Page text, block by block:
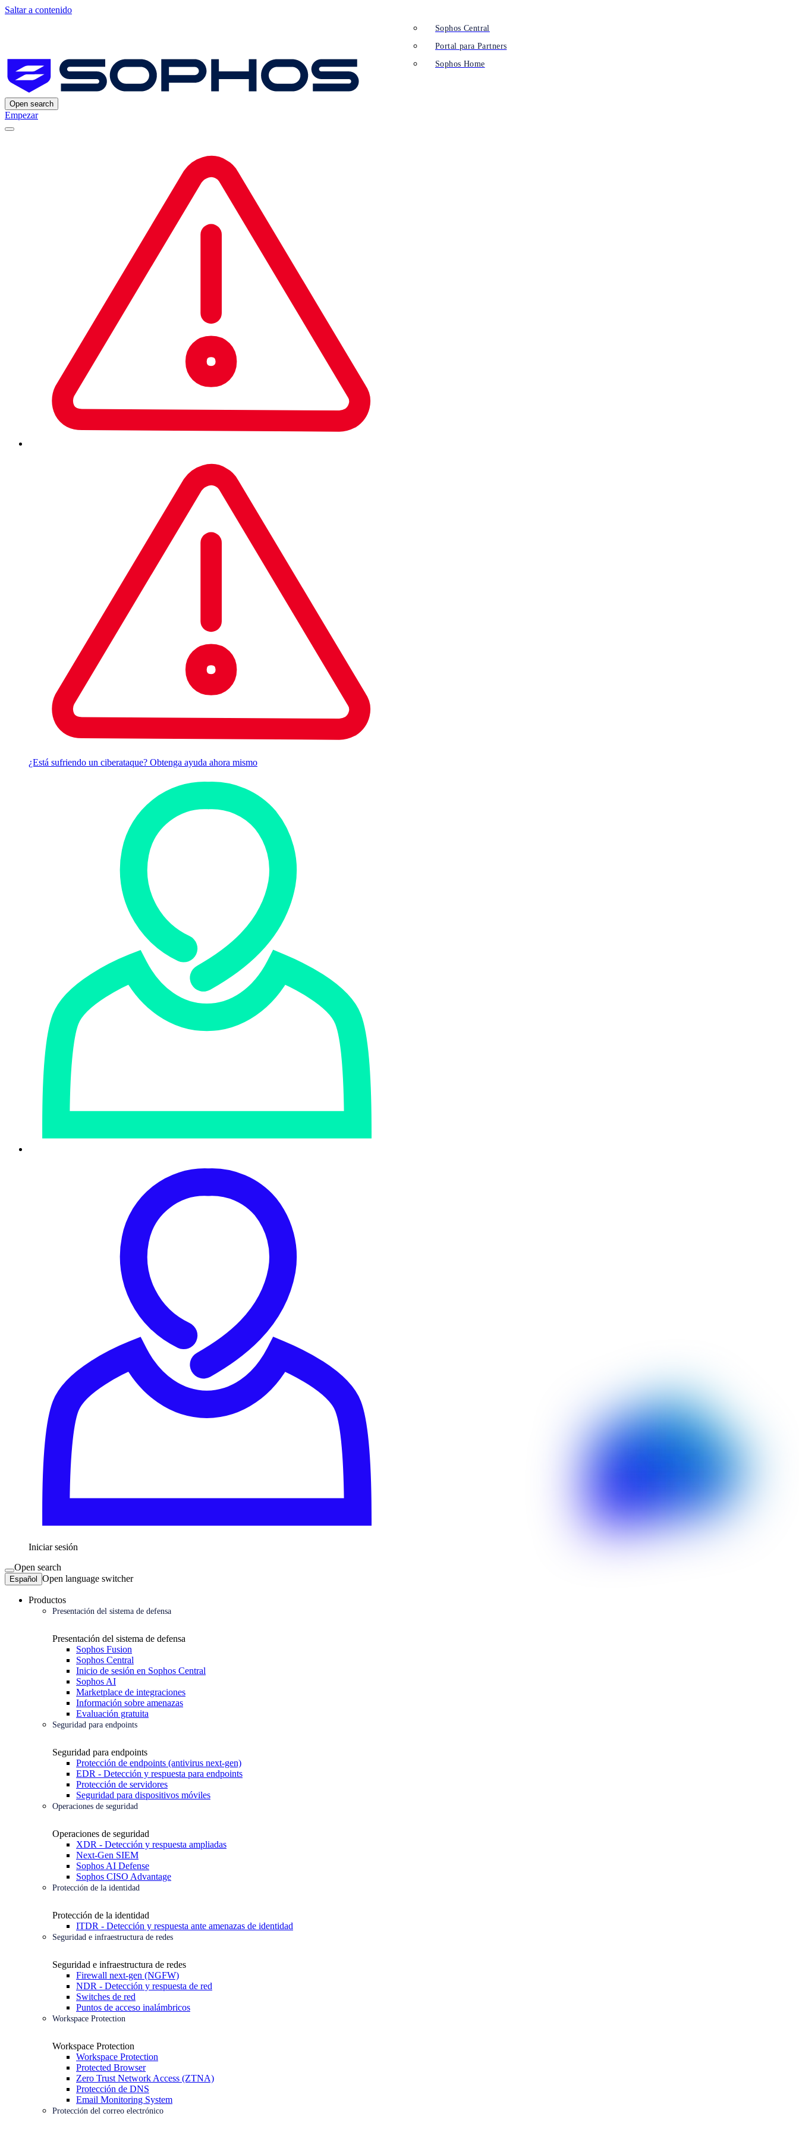
Saltar a contenido
Open search
Empezar
¿Está sufriendo un ciberataque? Obtenga ayuda ahora mismo
Iniciar sesión
Sophos Central
Portal para Partners
Sophos Home
Open search
Español Open language switcher
Productos
Presentación del sistema de defensa
Presentación del sistema de defensa
Sophos Fusion
Sophos Central
Inicio de sesión en Sophos Central
Sophos AI
Marketplace de integraciones
Información sobre amenazas
Evaluación gratuita
Seguridad para endpoints
Seguridad para endpoints
Protección de endpoints (antivirus next-gen)
EDR - Detección y respuesta para endpoints
Protección de servidores
Seguridad para dispositivos móviles
Operaciones de seguridad
Operaciones de seguridad
XDR - Detección y respuesta ampliadas
Next-Gen SIEM
Sophos AI Defense
Sophos CISO Advantage
Protección de la identidad
Protección de la identidad
ITDR - Detección y respuesta ante amenazas de identidad
Seguridad e infraestructura de redes
Seguridad e infraestructura de redes
Firewall next-gen (NGFW)
NDR - Detección y respuesta de red
Switches de red
Puntos de acceso inalámbricos
Workspace Protection
Workspace Protection
Workspace Protection
Protected Browser
Zero Trust Network Access (ZTNA)
Protección de DNS
Email Monitoring System
Protección del correo electrónico